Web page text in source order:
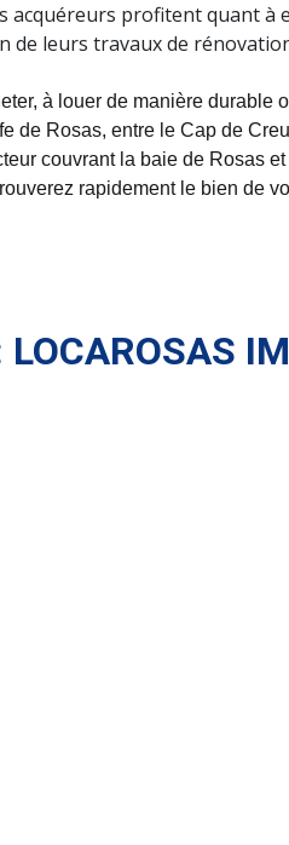
acquéreurs profitent quant à
de leurs travaux de
à louer de manière durable
de Rosas, entre le Cap de
couvrant la baie de Rosas
rapidement le bien de